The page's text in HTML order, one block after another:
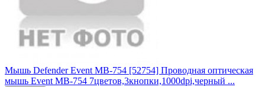
Мышь Defender Event MB-754 [52754] Проводная оптическая
мышь Event MB-754 7цветов,3кнопки,1000dpi,черный ...